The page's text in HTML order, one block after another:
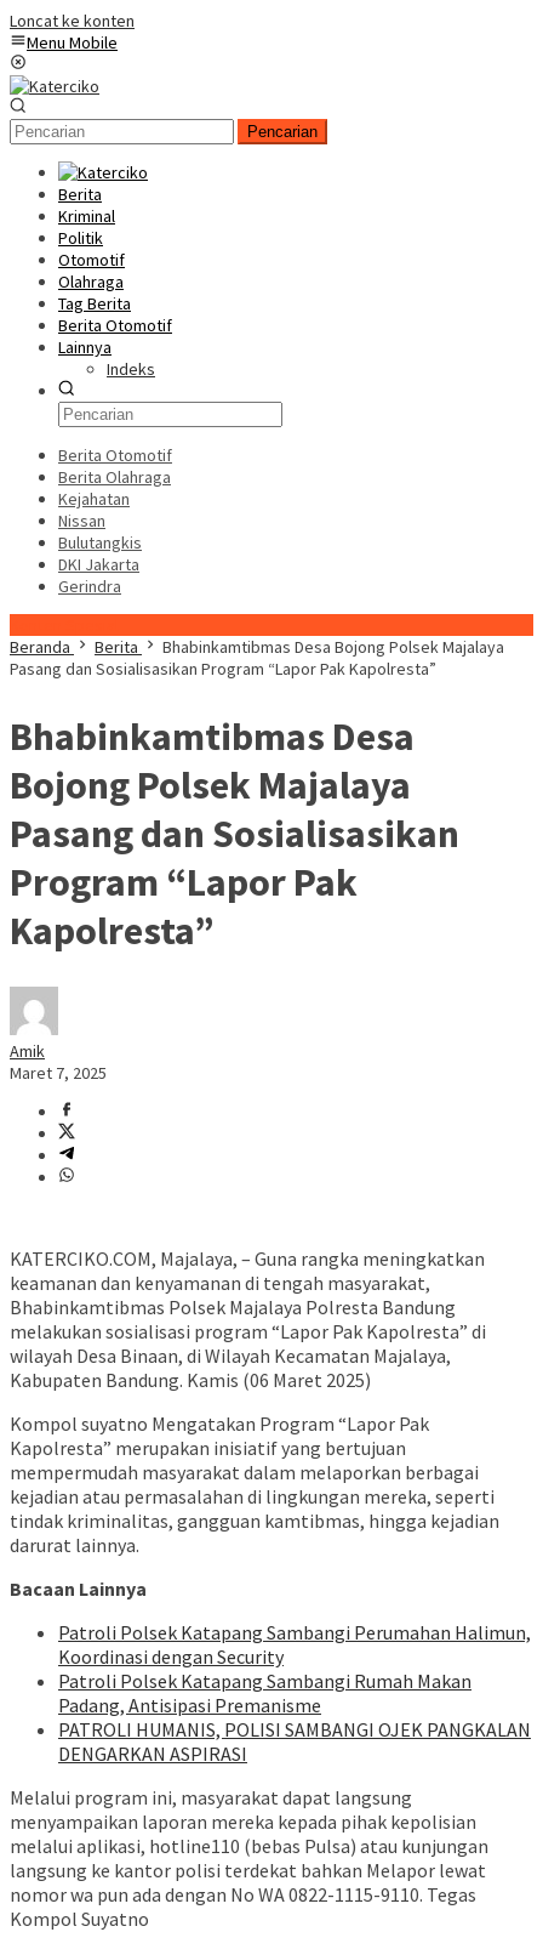
Loncat ke konten
Menu Mobile
Pencarian
Berita
Kriminal
Politik
Otomotif
Olahraga
Tag Berita
Berita Otomotif
Lainnya
Indeks
Berita Otomotif
Berita Olahraga
Kejahatan
Nissan
Bulutangkis
DKI Jakarta
Gerindra
Beranda
Berita
Bhabinkamtibmas Desa Bojong Polsek Majalaya
Pasang dan Sosialisasikan Program “Lapor Pak Kapolresta”
Bhabinkamtibmas Desa
Bojong Polsek Majalaya
Pasang dan Sosialisasikan
Program “Lapor Pak
Kapolresta”
Amik
Maret 7, 2025
KATERCIKO.COM, Majalaya, – Guna rangka meningkatkan
keamanan dan kenyamanan di tengah masyarakat,
Bhabinkamtibmas Polsek Majalaya Polresta Bandung
melakukan sosialisasi program “Lapor Pak Kapolresta” di
wilayah Desa Binaan, di Wilayah Kecamatan Majalaya,
Kabupaten Bandung. Kamis (06 Maret 2025)
Kompol suyatno Mengatakan Program “Lapor Pak
Kapolresta” merupakan inisiatif yang bertujuan
mempermudah masyarakat dalam melaporkan berbagai
kejadian atau permasalahan di lingkungan mereka, seperti
tindak kriminalitas, gangguan kamtibmas, hingga kejadian
darurat lainnya.
Bacaan Lainnya
‎Patroli Polsek Katapang Sambangi Perumahan Halimun,
Koordinasi dengan Security
‎Patroli Polsek Katapang Sambangi Rumah Makan
Padang, Antisipasi Premanisme
‎PATROLI HUMANIS, POLISI SAMBANGI OJEK PANGKALAN
DENGARKAN ASPIRASI
Melalui program ini, masyarakat dapat langsung
menyampaikan laporan mereka kepada pihak kepolisian
melalui aplikasi, hotline110 (bebas Pulsa) atau kunjungan
langsung ke kantor polisi terdekat bahkan Melapor lewat
nomor wa pun ada dengan No WA 0822-1115-9110. Tegas
Kompol Suyatno